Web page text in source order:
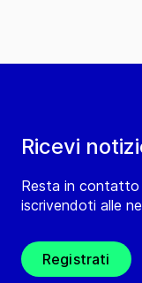
Ricevi
Resta in contatto
iscrivendoti alle
Registrati